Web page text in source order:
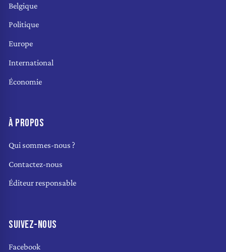
Belgique
Politique
Europe
International
Économie
À PROPOS
Qui sommes-nous ?
Contactez-nous
Éditeur responsable
SUIVEZ-NOUS
Facebook